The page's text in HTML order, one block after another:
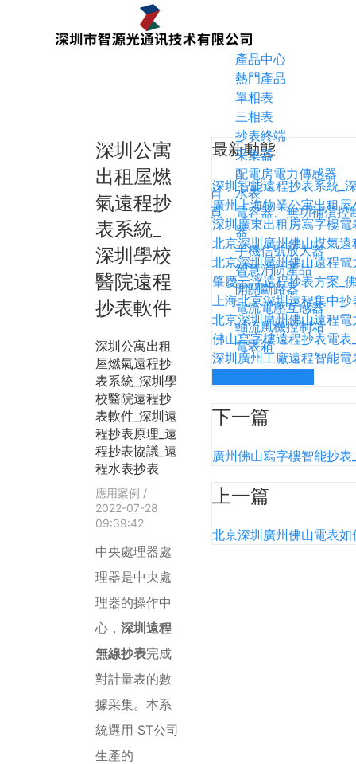
首
頁
產品中心
熱門產品
單相表
三相表
抄表終端
采集器
配電房電力傳感器
水表
電容器、無功補償控
器
手機信號放大器
智慧消防產品
開關斷路器
電流電壓互感器
軸流風機控制箱
電表箱
深圳公寓
出租屋燃
氣遠程抄
表系統_
深圳學校
醫院遠程
抄表軟件
深圳公寓出租
屋燃氣遠程抄
表系統_深圳學
校醫院遠程抄
表軟件_深圳遠
程抄表原理_遠
程抄表協議_遠
程水表抄表
應用案例 /
2022-07-28
09:39:42
中央處理器處
理器是中央處
理器的操作中
心， 深圳遠程
無線抄表完成
對計量表的數
據采集。本系
統選用 ST公司
生產的
最新動態
深圳智能遠程抄表系統_
廣州上海物業公寓出租
深圳廣東出租房寫字樓
北京深圳廣州佛山煤氣
北京深圳廣州佛山遠程
肇慶云浮遠程抄表方案_
上海北京深圳遠程集中
北京深圳廣州佛山遠程
佛山寫字樓遠程抄表電
深圳廣州工廠遠程智能
下一篇
廣州佛山寫字樓智能抄
上一篇
北京深圳廣州佛山電表